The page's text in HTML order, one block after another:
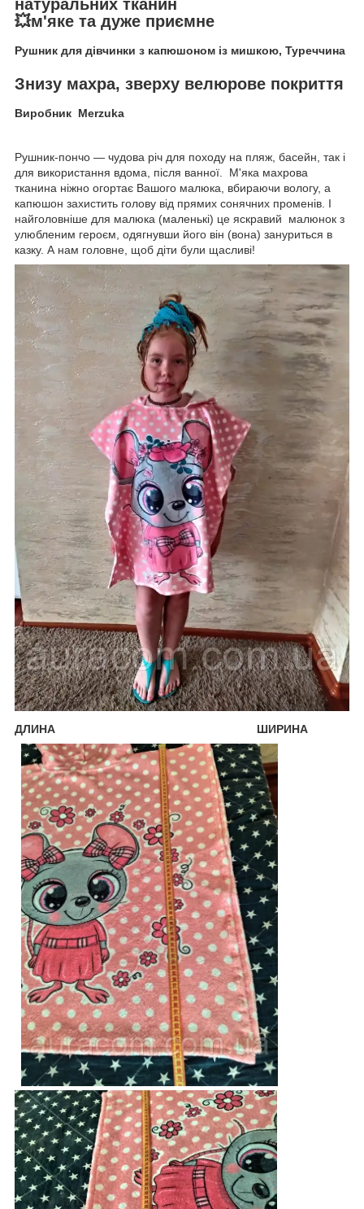
натуральних тканин
💥м'яке та дуже приємне
Рушник для дівчинки з капюшоном із мишкою, Туреччина
Знизу махра, зверху велюрове покриття
Виробник Merzuka
Рушник-пончо — чудова річ для походу на пляж, басейн, так і
для використання вдома, після ванної. М'яка махрова
тканина ніжно огортає Вашого малюка, вбираючи вологу, а
капюшон захистить голову від прямих сонячних променів. І
найголовніше для малюка (маленькі) це яскравий малюнок з
улюбленим героєм, одягнувши його він (вона) зануриться в
казку. А нам головне, щоб діти були щасливі!
ДЛИНА ШИРИНА